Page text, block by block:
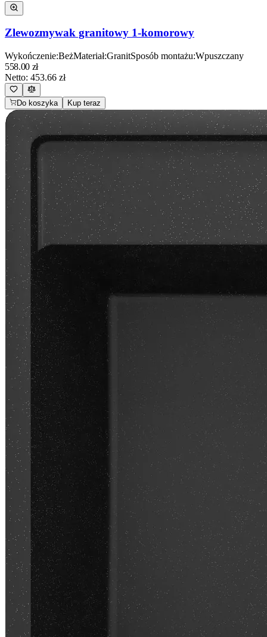
Zlewozmywak granitowy 1-komorowy
Wykończenie:BeżMateriał:GranitSposób montażu:Wpuszczany
558.00 zł
Netto: 453.66 zł
Do koszyka Kup teraz